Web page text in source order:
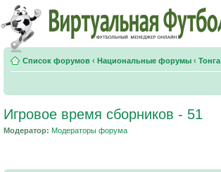
Список форумов ‹ Национальные форумы ‹ Тонга
Игровое время сборников - 51
Модератор: Модераторы форума